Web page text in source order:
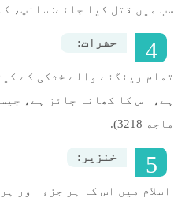
سب میں قتل کیا جائے: سانپ، کالا
حشرات:
تمام رینگنے والے خشکی کے
ہے، اس کا کھانا جائز ہے،
ماجه 3218).
خنزیر:
اسلام میں اس کا ہر جزء اور